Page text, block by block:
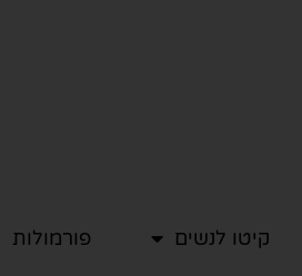
קיטו לנשים פורמולות